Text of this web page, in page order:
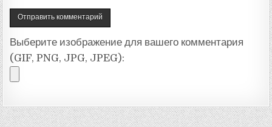
Выберите изображение для вашего комментария
(GIF, PNG, JPG, JPEG):